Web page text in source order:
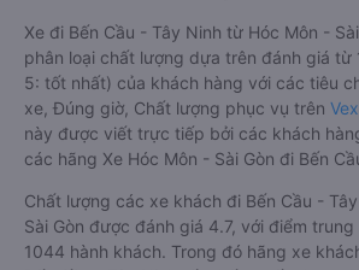
Xe đi Bến Cầu - Tây Ninh từ Hóc Môn -
phân loại chất lượng dựa trên đánh giá từ
5: tốt nhất) của khách hàng với các tiêu
xe, Đúng giờ, Chất lượng phục vụ trên
này được viết trực tiếp bởi các khách
các hãng Xe Hóc Môn - Sài Gòn đi Bến
Chất lượng các xe khách đi Bến Cầu -
Sài Gòn được đánh giá 4.7, với điểm
1044 hành khách. Trong đó hãng xe